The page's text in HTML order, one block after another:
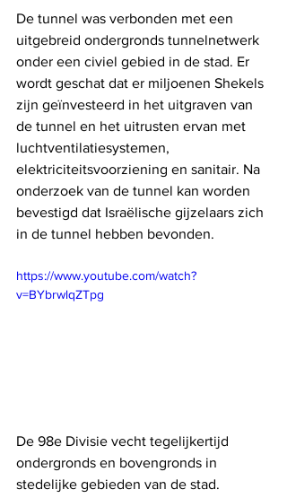
De tunnel was verbonden met een
uitgebreid ondergronds tunnelnetwerk
onder een civiel gebied in de stad. Er
wordt geschat dat er miljoenen Shekels
zijn geïnvesteerd in het uitgraven van
de tunnel en het uitrusten ervan met
luchtventilatiesystemen,
elektriciteitsvoorziening en sanitair. Na
onderzoek van de tunnel kan worden
bevestigd dat Israëlische gijzelaars zich
in de tunnel hebben bevonden.
https://www.youtube.com/watch?
v=BYbrwlqZTpg
De 98e Divisie vecht tegelijkertijd
ondergronds en bovengronds in
stedelijke gebieden van de stad.